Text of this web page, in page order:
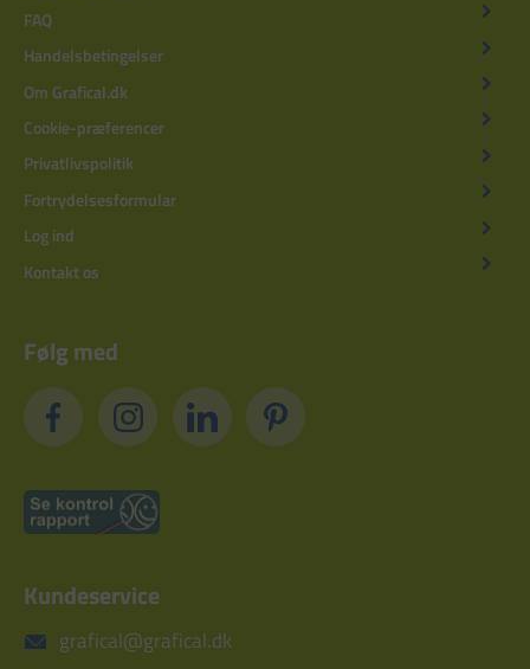
FAQ
Handelsbetingelser
Om Grafical.dk
Cookie-præferencer
Privatlivspolitik
Fortrydelsesformular
Log ind
Kontakt os
Følg med
Kundeservice
grafical@grafical.dk